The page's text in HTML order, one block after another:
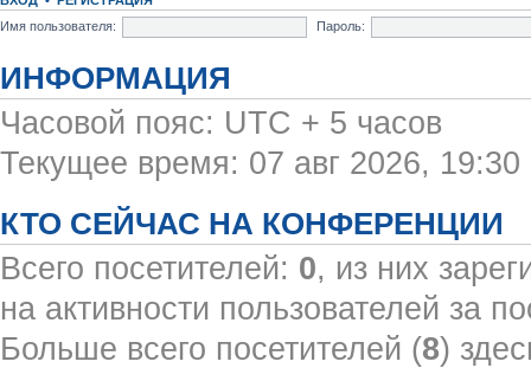
Имя пользователя:
Пароль:
ИНФОРМАЦИЯ
Часовой пояс: UTC + 5 часов
Текущее время: 07 авг 2026, 19:30
КТО СЕЙЧАС НА КОНФЕРЕНЦИИ
Всего посетителей: 0, из них
на активности пользователей за
Больше всего посетителей (8)